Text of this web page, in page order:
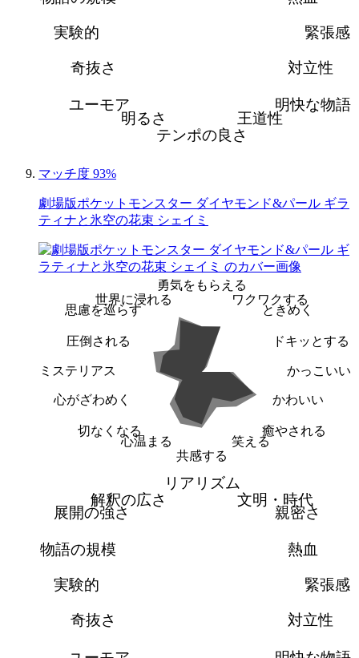
緊張感
対立性
明快な物語
王道性
テンポの良さ
明るさ
ユーモア
奇抜さ
実験的
マッチ度 93%
劇場版ポケットモンスター ダイヤモンド&パール ギラ
ティナと氷空の花束 シェイミ
勇気をもらえる
ワクワクする
ときめく
ドキッとする
かっこいい
かわいい
癒やされる
笑える
共感する
心温まる
切なくなる
心がざわめく
ミステリアス
圧倒される
思慮を巡らす
世界に浸れる
リアリズム
文明・時代
親密さ
熱血
緊張感
対立性
奇抜さ
実験的
物語の規模
展開の強さ
解釈の広さ